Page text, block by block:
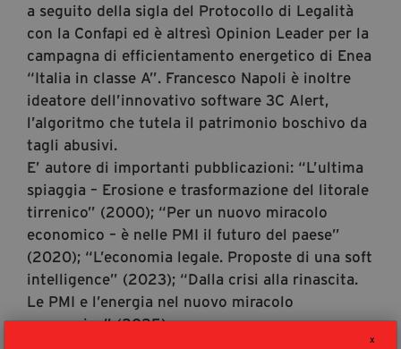
X
+39 346 954 4078
a seguito della sigla del Protocollo di Legalità
con la Confapi ed è altresì Opinion Leader per la
campagna di efficientamento energetico di Enea
“Italia in classe A”. Francesco Napoli è inoltre
ideatore dell’innovativo software 3C Alert,
l’algoritmo che tutela il patrimonio boschivo da
tagli abusivi.
E’ autore di importanti pubblicazioni: “L’ultima
spiaggia – Erosione e trasformazione del litorale
tirrenico” (2000); “Per un nuovo miracolo
economico – è nelle PMI il futuro del paese”
(2020); “L’economia legale. Proposte di una soft
intelligence” (2023); “Dalla crisi alla rinascita.
Le PMI e l’energia nel nuovo miracolo
economico” (2025).